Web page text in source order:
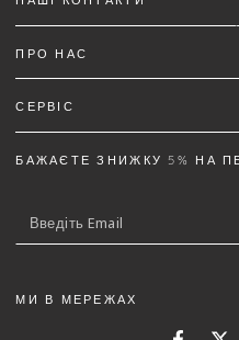
Ім'я *
Текст відгуку (не менш 50
ПРО НАС
СЕРВІС
БАЖАЄТЕ ЗНИЖКУ 5% НА
Введіть
Email
МИ В МЕРЕЖАХ